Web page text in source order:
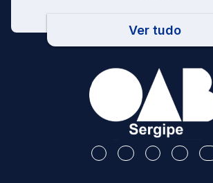
Ver tudo